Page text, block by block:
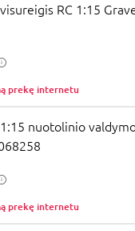
RC 1:15
prekę internetu
1:15 nuotolinio
prekę internetu